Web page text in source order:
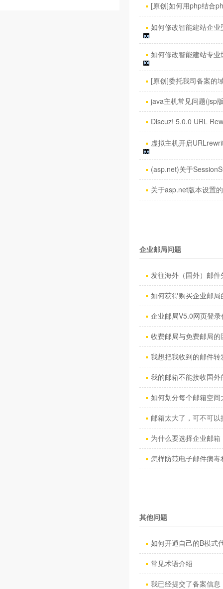
[原创]如何用php结合
如何修改智能建站企
如何修改智能建站专
[原创]委托我司备案的
java主机常见问题(jsp
Discuz! 5.0.0 URL
虚拟主机开启
(asp.net)关于
关于asp.net版本设置
企业邮局问题
发往海外（国外）邮
如何获得购买企业邮局
企业邮局V5.0网页登录
收费邮局与免费邮局的
我想把我收到的邮件
我的邮箱不能接收国
如何划分每个邮箱空间
邮箱太大了，可不可
为什么要选择企业邮箱
怎样防范电子邮件病毒
其他问题
如何开通自己的B模式
常见术语介绍
我已经提交了备案信